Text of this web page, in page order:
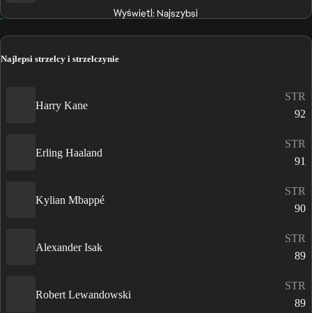
Wyświetl: Najszybsi
Najlepsi strzelcy i strzelczynie
Harry Kane
STR
92
Erling Haaland
STR
91
Kylian Mbappé
STR
90
Alexander Isak
STR
89
Robert Lewandowski
STR
89